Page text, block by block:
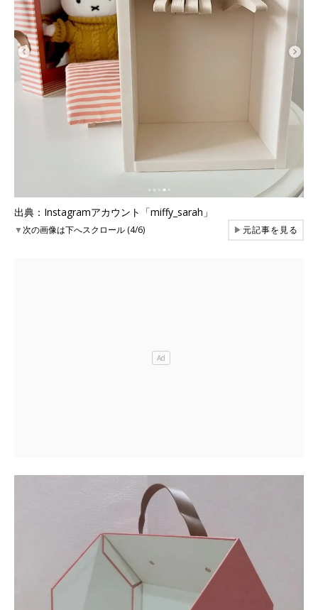
出典：Instagramアカウント「miffy_sarah」
▼次の画像は下へスクロール (4/6) ▶元記事を見る